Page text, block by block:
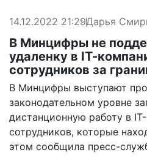
14.12.2022 21:29Дарья
В Минцифры не
удаленку в IТ-
сотрудников за
В Минцифры выступают
законодательном уровне
дистанционную работу в
сотрудников, которые
этом сообщила пресс-